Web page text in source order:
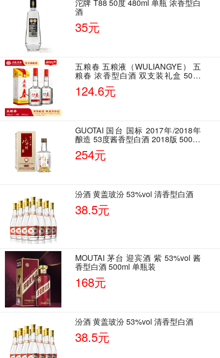
沱牌 T88 50度 480ml 单瓶 浓香型白
酒
35元
五粮春 五粮液（WULIANGYE） 五
粮春 浓香型白酒 双支装礼盒 50度
500ml*2瓶 含酒具
124.6元
GUOTAI 国台 国标 2017年/2018年
酿造 53度酱香型白酒 2018版 500ml
单瓶装
254元
汾酒 黄盖玻汾 53%vol 清香型白酒
38.5元
MOUTAI 茅台 迎宾酒 紫 53%vol 酱
香型白酒 500ml 单瓶装
168元
汾酒 黄盖玻汾 53%vol 清香型白酒
38.5元